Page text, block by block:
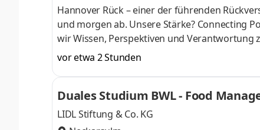
Hannover Rück – einer der führenden
und morgen ab. Unsere Stärke? Connecting
wir Wissen, Perspektiven und Verant­wortung
entwickeln uns sowie unsere Services und
mit­gestalten. Klingt gut? Lerne uns als
Du kannst dich nicht zwischen Au
vor etwa 2 Stunden
Duales Studium BWL - Food
LIDL Stiftung & Co. KG